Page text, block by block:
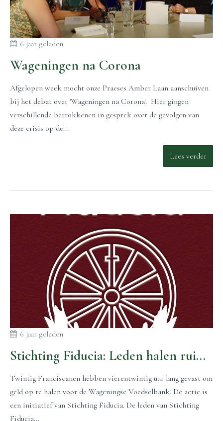
6 jaar geleden
Wageningen na Corona
Afgelopen week mocht onze Praeses Amber Laan aanschuiven
bij het debat over 'Wageningen na Corona'. Hier gingen
verschillende betrokkenen in gesprek over de gevolgen van
deze crisis op de...
Lees verder
6 jaar geleden
Stichting Fiducia: Leden halen ruim €2500 euro op voor Voedelbank Wageningen
Twintig Franciscanen hebben vierentwintig uur lang gevast om
geld op te halen voor de Wageningse Voedselbank. De actie is
een initiatief van Stichting Fiducia. De leden van Stichting
Fiducia...